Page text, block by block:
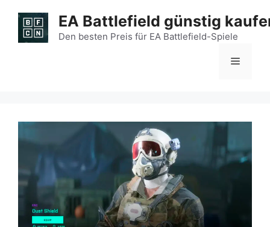
Inhalt
springen
EA Battlefield günstig
Den besten Preis für EA Battlefield-Spiele
Menü